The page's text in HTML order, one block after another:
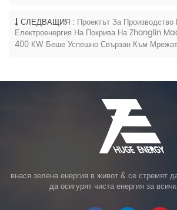
СЛЕДВАЩИЯ : Проектът За
Електроенергия На Покрива На Zhonglin
400 KW Беше Успешно Свързан Към
внася зелена енергия в живот & се стремят
да осигурят чиста енергия за